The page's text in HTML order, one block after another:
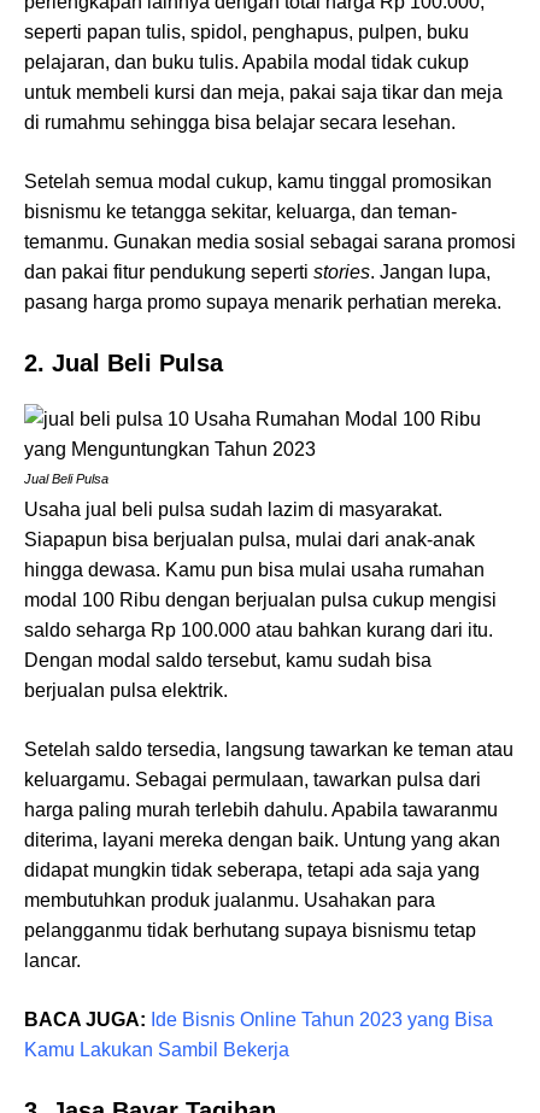
seperti papan tulis, spidol, penghapus, pulpen, buku
pelajaran, dan buku tulis. Apabila modal tidak cukup
untuk membeli kursi dan meja, pakai saja tikar dan meja
di rumahmu sehingga bisa belajar secara lesehan.
Setelah semua modal cukup, kamu tinggal promosikan
bisnismu ke tetangga sekitar, keluarga, dan teman-
temanmu. Gunakan media sosial sebagai sarana promosi
dan pakai fitur pendukung seperti stories. Jangan lupa,
pasang harga promo supaya menarik perhatian mereka.
2. Jual Beli Pulsa
Jual Beli Pulsa
Usaha jual beli pulsa sudah lazim di masyarakat.
Siapapun bisa berjualan pulsa, mulai dari anak-anak
hingga dewasa. Kamu pun bisa mulai usaha rumahan
modal 100 Ribu dengan berjualan pulsa cukup mengisi
saldo seharga Rp 100.000 atau bahkan kurang dari itu.
Dengan modal saldo tersebut, kamu sudah bisa
berjualan pulsa elektrik.
Setelah saldo tersedia, langsung tawarkan ke teman atau
keluargamu. Sebagai permulaan, tawarkan pulsa dari
harga paling murah terlebih dahulu. Apabila tawaranmu
diterima, layani mereka dengan baik. Untung yang akan
didapat mungkin tidak seberapa, tetapi ada saja yang
membutuhkan produk jualanmu. Usahakan para
pelangganmu tidak berhutang supaya bisnismu tetap
lancar.
BACA JUGA: Ide Bisnis Online Tahun 2023 yang Bisa
Kamu Lakukan Sambil Bekerja